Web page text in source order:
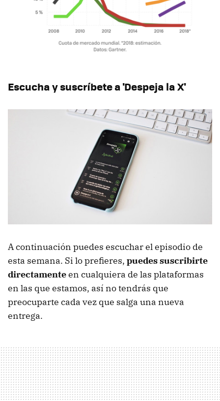
Escucha y suscríbete a 'Despeja la X'
A continuación puedes escuchar el episodio de
esta semana. Si lo prefieres, puedes suscribirte
directamenteen cualquiera de las plataformas
en las que estamos, así no tendrás que
preocuparte cada vez que salga una nueva
entrega.